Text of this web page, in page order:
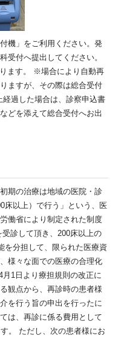
機」をご利用ください。発
受付へ提出してください。
ます。
※場合により自動再
ますが、その際は総合受付
過した場合は、診察申込書
どを添えて総合受付へお出
期の治療は地域の医院・診
床以上）で行う」という、医
働省により制定された制度
診して頂き、200床以上の
を分担して、限られた医療資
様々な面での医療の合理化
月1日より療担規則の改正に
観点から、再診時の患者様
を行う旨の申出を行ったに
は、再診に係る費用として
。
ただし、次の患者様にお